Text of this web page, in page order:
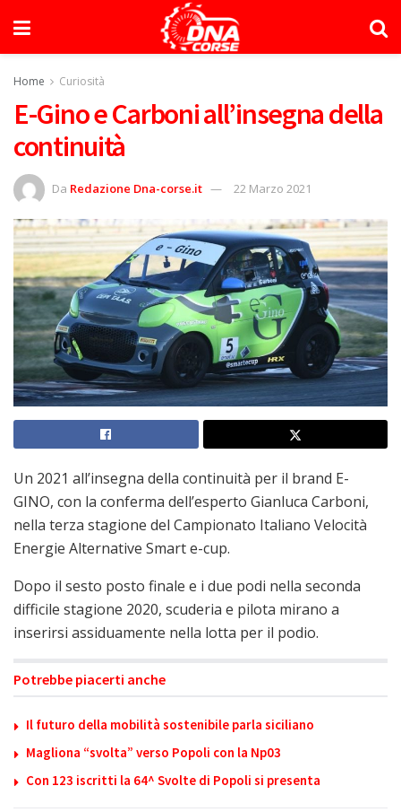
Home Curiosità
E-Gino e Carboni all’insegna della
continuità
Da Redazione Dna-corse.it 22 Marzo 2021
Un 2021 all’insegna della continuità per il brand E-
GINO, con la conferma dell’esperto Gianluca Carboni,
nella terza stagione del Campionato Italiano Velocità
Energie Alternative Smart e-cup.
Dopo il sesto posto finale e i due podi nella seconda
difficile stagione 2020, scuderia e pilota mirano a
inserirsi assiduamente nella lotta per il podio.
Potrebbe piacerti anche
Il futuro della mobilità sostenibile parla siciliano
Magliona “svolta” verso Popoli con la Np03
Con 123 iscritti la 64^ Svolte di Popoli si presenta